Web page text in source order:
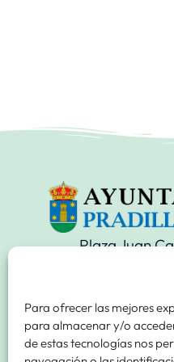
Para ofrecer las mejores
para almacenar y/o
de estas tecnologías nos
Plaza Juan
+34 976 86
+34 976 86 02